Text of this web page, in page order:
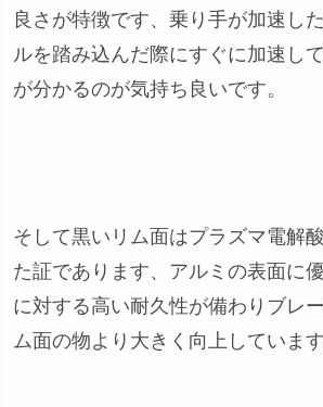
良さが特徴です、乗り手が加速し
ルを踏み込んだ際にすぐに加速し
が分かるのが気持ち良いです。
そして黒いリム面はプラズマ電解
た証であります、アルミの表面に
に対する高い耐久性が備わりブレ
ム面の物より大きく向上しています